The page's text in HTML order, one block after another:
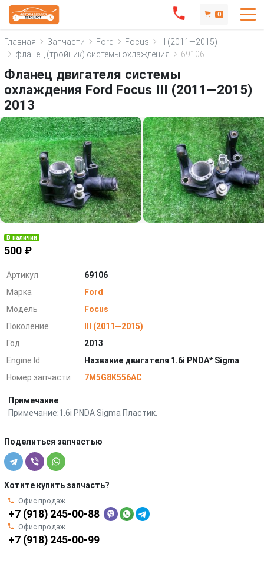
0
Главная Запчасти Ford Focus
III (2011—2015)
фланец (тройник) системы охлаждения
69106
Фланец двигателя системы
охлаждения Ford Focus III (2011—2015)
2013
В наличии
500 ₽
Артикул
69106
Марка
Ford
Модель
Focus
Поколение
III (2011—2015)
Год
2013
Engine Id
Название двигателя 1.6i PNDA* Sigma
Номер запчасти
7M5G8K556AC
Примечание
Примечание:1.6i PNDA Sigma Пластик.
Поделиться запчастью
Хотите купить запчасть?
Офис продаж
+7 (918) 245-00-88
Офис продаж
+7 (918) 245-00-99